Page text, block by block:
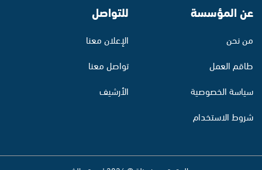
عن المؤسسة
من نحن
طاقم العمل
سياسة الخصوصية
شروط الاستخدام
للتواصل
الإعلان معنا
تواصل معنا
الأرشيف